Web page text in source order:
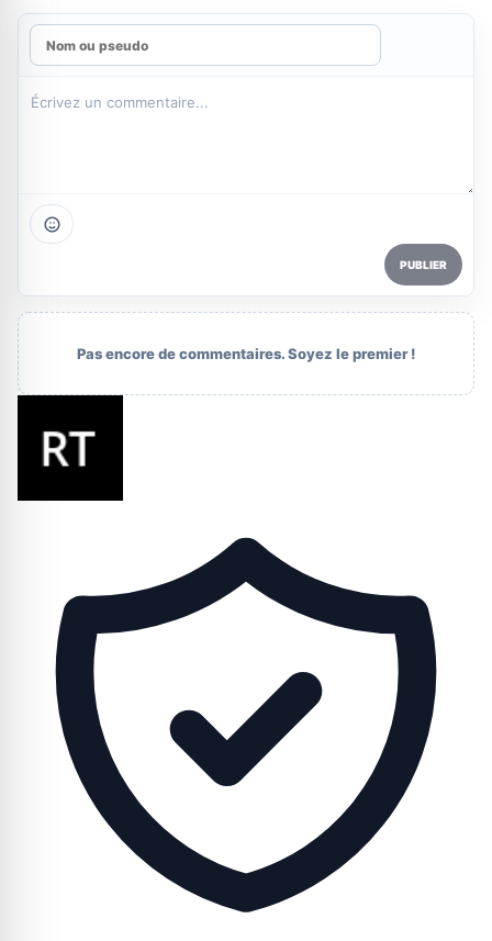
PUBLIER
Pas encore de commentaires. Soyez le premier !